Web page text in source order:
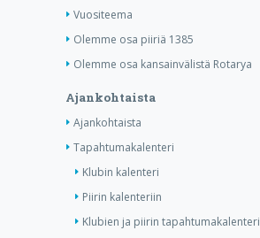
Vuositeema
Olemme osa piiriä 1385
Olemme osa kansainvälistä Rotarya
Ajankohtaista
Ajankohtaista
Tapahtumakalenteri
Klubin kalenteri
Piirin kalenteriin
Klubien ja piirin tapahtumakalenteri